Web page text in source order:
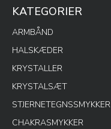
KATEGORIER
ARMBÅND
HALSKÆDER
KRYSTALLER
KRYSTALSÆT
STJERNETEGNSSMYKKER
CHAKRASMYKKER